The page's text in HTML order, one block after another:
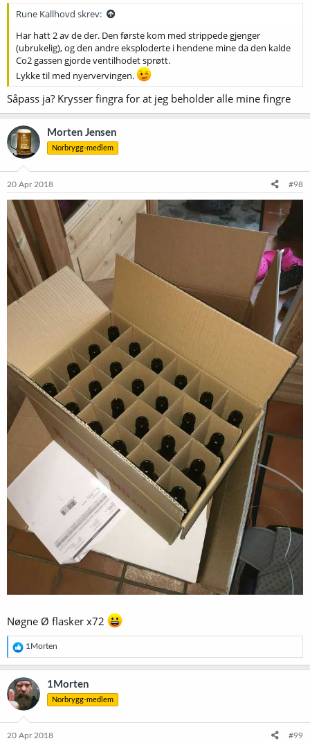
Rune Kallhovd skrev:
Har hatt 2 av de der. Den første kom med strippede gjenger
(ubrukelig), og den andre eksploderte i hendene mine da den kalde
Co2 gassen gjorde ventilhodet sprøtt.
Lykke til med nyervervingen.
Såpass ja? Krysser fingra for at jeg beholder alle mine fingre
Morten Jensen
Norbrygg-medlem
20 Apr 2018 #98
Nøgne Ø flasker x72
R
e
a
k
s
j
o
e
1Morten
1Morten
Norbrygg-medlem
20 Apr 2018 #99